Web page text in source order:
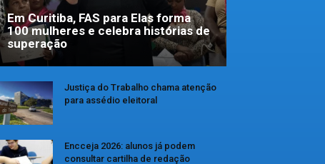
Em Curitiba, FAS para Elas forma
100 mulheres e celebra histórias de
superação
Justiça do Trabalho chama atenção
para assédio eleitoral
Encceja 2026: alunos já podem
consultar cartilha de redação